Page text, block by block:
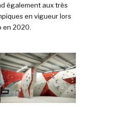
également aux très
en vigueur lors
en 2020.